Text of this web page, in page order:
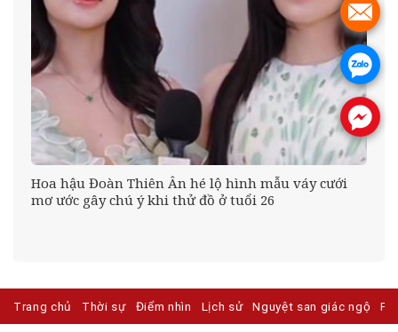
Hoa hậu Đoàn Thiên Ân hé lộ hình mẫu váy cưới
mơ ước gây chú ý khi thử đồ ở tuổi 26
Trang chủ Thời sự Điểm nhìn Lịch sử Nguyệt san giác ngộ
.
.
.